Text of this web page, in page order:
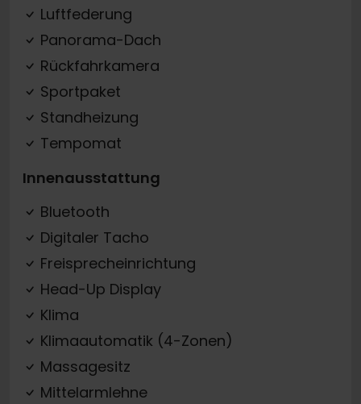
Luftfederung
Panorama-Dach
Rückfahrkamera
Sportpaket
Standheizung
Tempomat
Innenausstattung
Bluetooth
Digitaler Tacho
Freisprecheinrichtung
Head-Up Display
Klima
Klimaautomatik (4-Zonen)
Massagesitz
Mittelarmlehne